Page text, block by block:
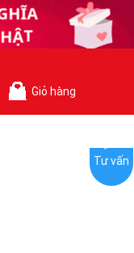
Giỏ hàng
Tư vấn